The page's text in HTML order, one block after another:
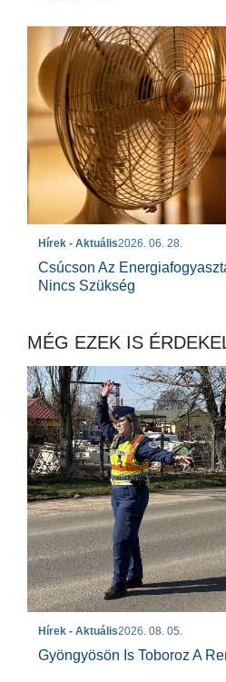
Hírek - Aktuális2026. 06. 28.
Csúcson Az
Nincs Szükség
MÉG EZEK IS
Hírek - Aktuális2026. 08. 05.
Gyöngyösön Is Toboroz A